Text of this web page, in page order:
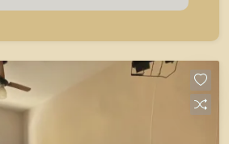
prontos, usados ou mesmo